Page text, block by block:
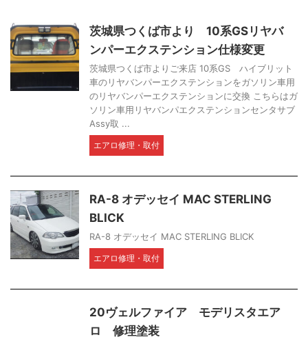
茨城県つくば市より 10系GSリヤバ
ンパーエクステンション仕様変更
茨城県つくば市よりご来店 10系GS ハイブリット
車のリヤバンパーエクステンションをガソリン車用
のリヤバンパーエクステンションに交換 こちらはガ
ソリン車用リヤバンパエクステンションセンタサブ
Assy取 ...
エアロ修理・取付
RA-8 オデッセイ MAC STERLING
BLICK
RA-8 オデッセイ MAC STERLING BLICK
エアロ修理・取付
20ヴェルファイア モデリスタエア
ロ 修理塗装